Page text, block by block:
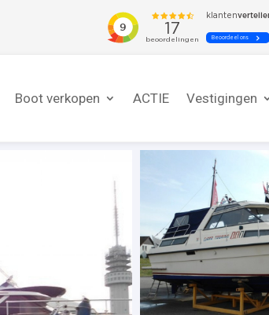
Boot verkopen ACTIE Vestigingen